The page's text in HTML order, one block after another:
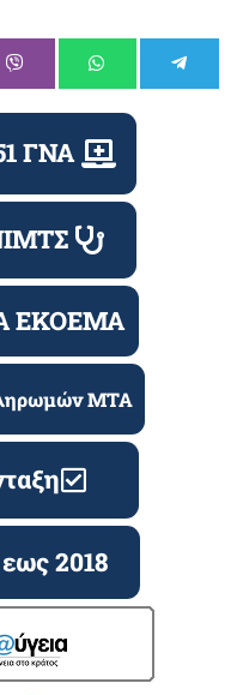
ΓΝΑ
ΕΚΟΕΜΑ
ΜΤΑ
2018